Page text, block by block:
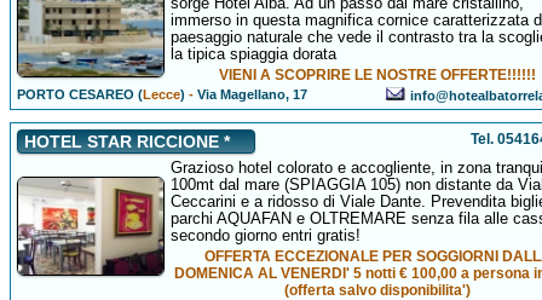
immerso in questa magnifica cornice caratterizzata
paesaggio naturale che vede il contrasto tra la
la tipica spiaggia dorata
VIENI A SCOPRIRE LE NOSTRE OFFERTE!!!!!!
PORTO CESAREO (Lecce) -Via Magellano, 17
HOTEL STAR RICCIONE * Tel.
Grazioso hotel colorato e accogliente, in zona
100mt dal mare (SPIAGGIA 105) non distante da
Ceccarini e a ridosso di Viale Dante. Prevendita
parchi AQUAFAN e OLTREMARE senza fila alle
secondo giorno entri gratis!
OFFERTA ECCEZIONALE PER SOGGIORNI
DOMENICA AL VENERDI' 5 notti € 100,00 a persona
(offerta salvo disponibilita')